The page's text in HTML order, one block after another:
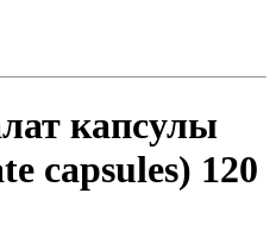
капсулы
capsules) 120